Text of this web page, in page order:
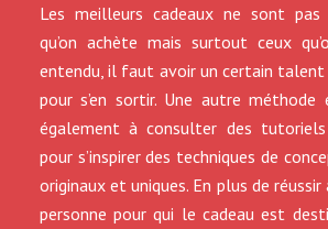
Les meilleurs cadeaux ne sont
qu’on achète mais surtout ceux
entendu, il faut avoir un certain talent
pour s’en sortir. Une autre méthode
également à consulter des
pour s’inspirer des techniques de
originaux et uniques. En plus de
personne pour qui le cadeau est